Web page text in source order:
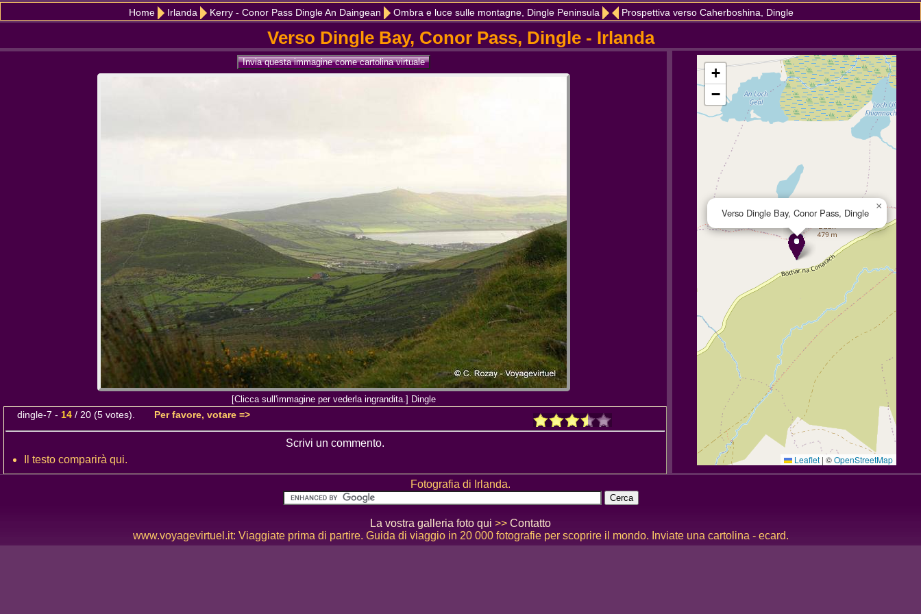
Home Irlanda Kerry - Conor Pass Dingle An Daingean Ombra e luce sulle montagne, Dingle Peninsula Prospettiva verso Caherboshina, Dingle
Verso Dingle Bay, Conor Pass, Dingle - Irlanda
[Clicca sull'immagine per vederla ingrandita.] Dingle
dingle-7 - 14 / 20 (5 votes). Per favore, votare =>
Scrivi un commento.
Il testo comparirà qui.
Verso Dingle Bay, Conor Pass, Dingle
×
+
−
Leaflet | ©OpenStreetMap
Fotografia di Irlanda.
La vostra galleria foto qui >> Contatto
www.voyagevirtuel.it: Viaggiate prima di partire. Guida di viaggio in 20 000 fotografie per scoprire il mondo. Inviate una cartolina - ecard.